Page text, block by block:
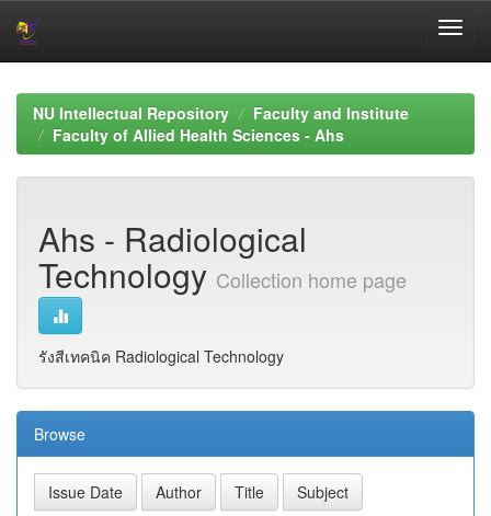
navigationNU Intellectual Repository
Faculty and Institute
Faculty of Allied Health Sciences - Ahs
Ahs - Radiological
Technology Collection home page
รังสีเทคนิค Radiological Technology
Browse